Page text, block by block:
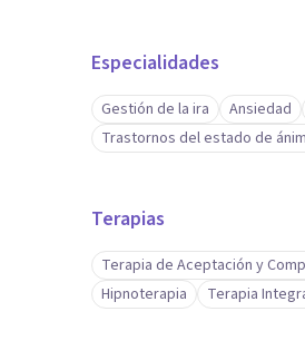
Especialidades
Gestión de la ira Ansiedad
Trastornos del estado de
Terapias
Terapia de Aceptación y
Hipnoterapia
Terapia